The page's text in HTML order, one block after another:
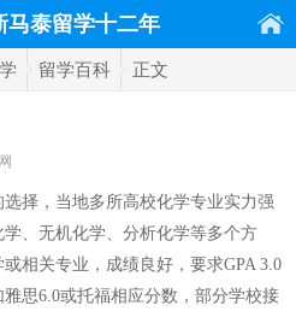
马泰留学十二年
留学百科 正文
选择，当地多所高校化学专业实力强
、无机化学、分析化学等多个方
相关专业，成绩良好，要求GPA 3.0
思6.0或托福相应分数，部分学校接